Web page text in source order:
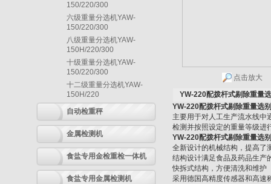
150/220/300
六级重量分选机YAW-
150/220/300
八级重量分选机YAW-
150H/220/300
十级重量分选机YAW-
150/220/300
十二级重量分选机YAW-
150H/220
自动检重秤
金属检测机
食盐专用金检重检一体机
食盐专用金属检测机
点击放大
YW-220配拨杆式剔除重量
YW-220配拨杆式剔除重量选
主要用于对人工生产流水线中
检测并按照设定的重量等级进
YW-220配拨杆式剔除重量选
全新设计的机械结构，提高了
结构设计满足食品及药品生产
快拆式结构，方便清洗和维护
采用德国高精度传感器和高速